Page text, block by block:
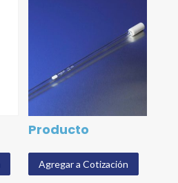
Producto
Agregar a Cotización